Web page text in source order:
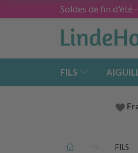
Soldes de fin d'été
FILS
FILS